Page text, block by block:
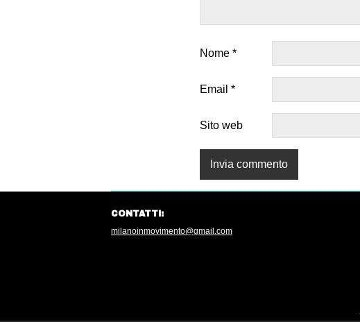
Nome *
Email *
Sito web
CONTATTI:
milanoinmovimento@gmail.com